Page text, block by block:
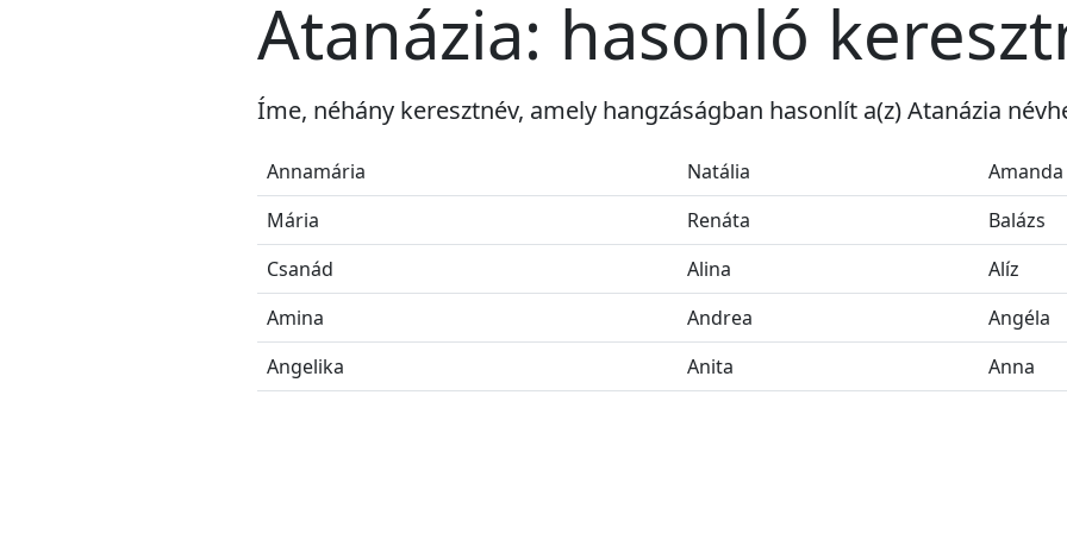
Atanázia: hasonló
Íme, néhány keresztnév, amely hangzáságban hasonlít a(z) Atanázia
Annamária Natália
Amanda
Mária
Renáta
Balázs
Csanád
Alina
Alíz
Amina
Andrea
Angéla
Angelika
Anita Anna